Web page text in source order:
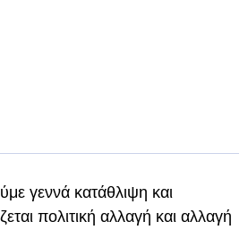
γεννά κατάθλιψη και
πολιτική αλλαγή και αλλαγή